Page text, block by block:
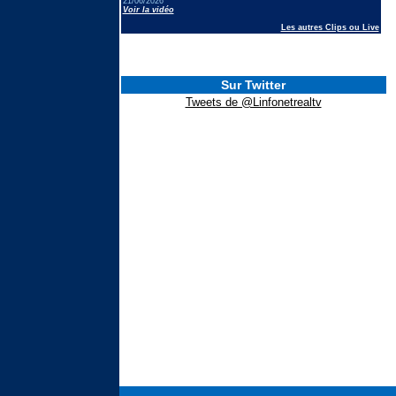
Voir la vidéo
Les autres Clips ou Live
Sur Twitter
Tweets de @Linfonetrealtv